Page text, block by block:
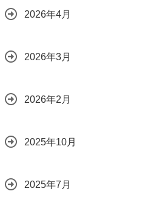
2026年4月
2026年3月
2026年2月
2025年10月
2025年7月